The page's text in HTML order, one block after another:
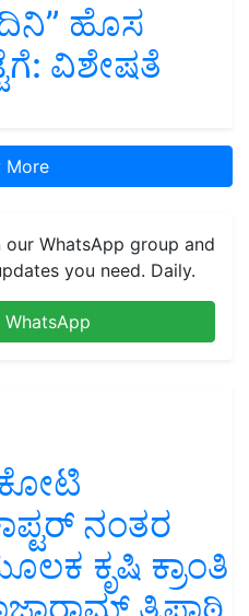
ಹೊಸ
ವಿಶೇಷತೆ
More
WhatsApp group and
you need. Daily.
ಕೋಟಿ
ನಂತರ
ಕೃಷಿ ಕ್ರಾಂತಿ
ತ್ರಿಪಾಠಿ